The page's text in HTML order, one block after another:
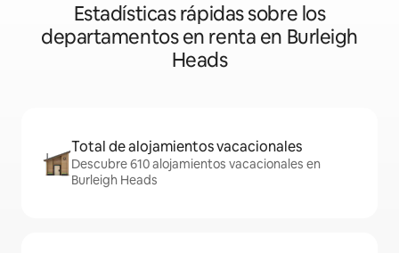
Estadísticas rápidas sobre los
departamentos en renta en Burleigh
Heads
Total de alojamientos vacacionales
Descubre 610 alojamientos vacacionales en
Burleigh Heads